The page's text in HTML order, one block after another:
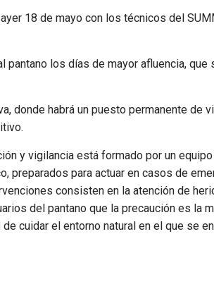
18 de mayo con los técnicos del
los días de mayor afluencia,
donde habrá un puesto permanente de
y vigilancia está formado por un
preparados para actuar en casos de
consisten en la atención de
del pantano que la precaución es la
cuidar el entorno natural en el que se